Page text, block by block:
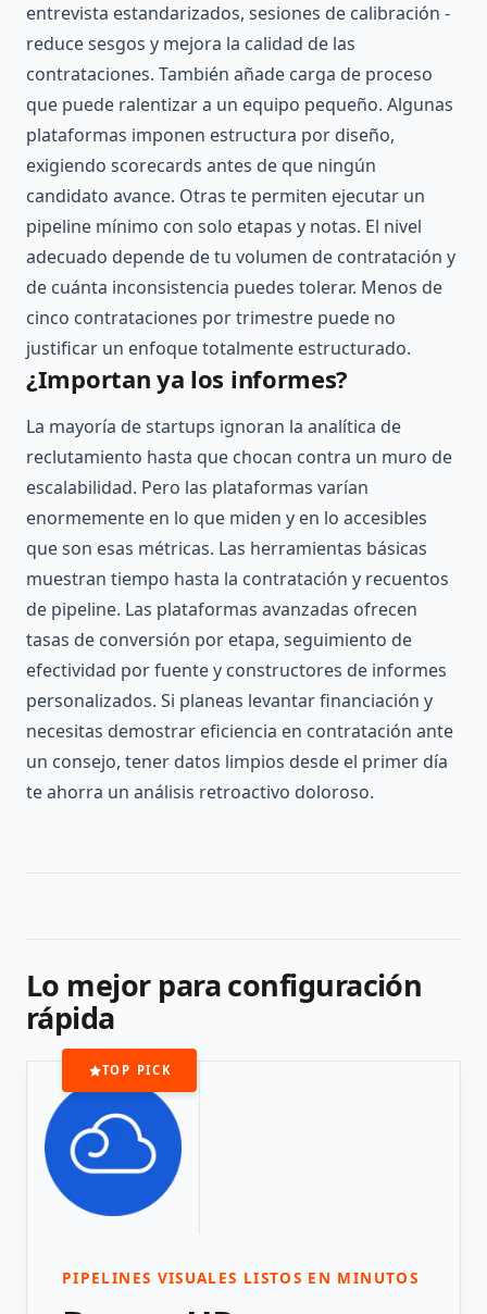
entrevista estandarizados, sesiones de calibración -
reduce sesgos y mejora la calidad de las
contrataciones. También añade carga de proceso
que puede ralentizar a un equipo pequeño. Algunas
plataformas imponen estructura por diseño,
exigiendo scorecards antes de que ningún
candidato avance. Otras te permiten ejecutar un
pipeline mínimo con solo etapas y notas. El nivel
adecuado depende de tu volumen de contratación y
de cuánta inconsistencia puedes tolerar. Menos de
cinco contrataciones por trimestre puede no
justificar un enfoque totalmente estructurado.
¿Importan ya los informes?
La mayoría de startups ignoran la analítica de
reclutamiento hasta que chocan contra un muro de
escalabilidad. Pero las plataformas varían
enormemente en lo que miden y en lo accesibles
que son esas métricas. Las herramientas básicas
muestran tiempo hasta la contratación y recuentos
de pipeline. Las plataformas avanzadas ofrecen
tasas de conversión por etapa, seguimiento de
efectividad por fuente y constructores de informes
personalizados. Si planeas levantar financiación y
necesitas demostrar eficiencia en contratación ante
un consejo, tener datos limpios desde el primer día
te ahorra un análisis retroactivo doloroso.
Lo mejor para configuración
rápida
PIPELINES VISUALES LISTOS EN MINUTOS
TOP PICK